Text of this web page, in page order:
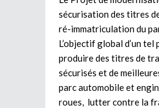
sécurisation des titres
ré-immatriculation du
L’objectif global d’un
produire des titres de
sécurisés et de
parc automobile et
roues, lutter contre la